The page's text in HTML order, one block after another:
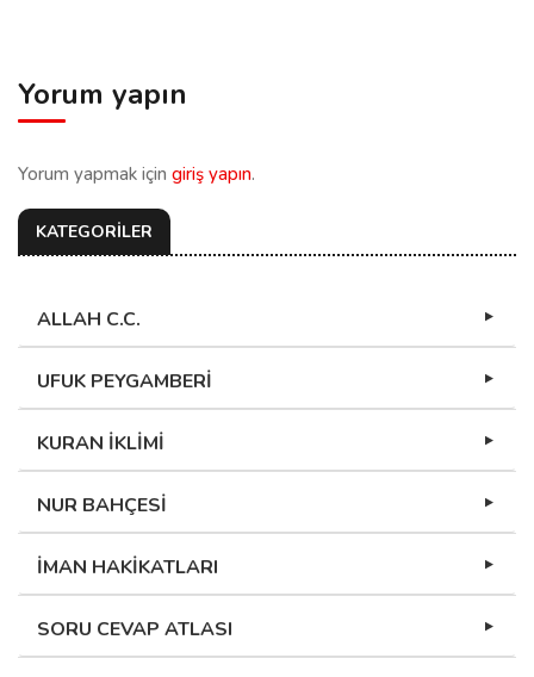
Yorum yapın
Yorum yapmak için giriş yapın.
KATEGORİLER
ALLAH C.C.
UFUK PEYGAMBERİ
KURAN İKLİMİ
NUR BAHÇESİ
İMAN HAKİKATLARI
SORU CEVAP ATLASI